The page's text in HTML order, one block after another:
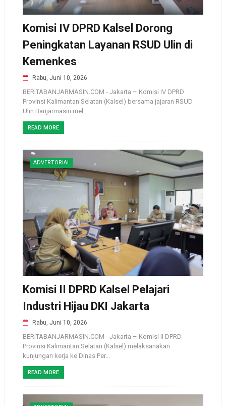
Komisi IV DPRD Kalsel Dorong
Peningkatan Layanan RSUD Ulin di
Kemenkes
Rabu, Juni 10, 2026
BERITABANJARMASIN.COM - Jakarta – Komisi IV DPRD
Provinsi Kalimantan Selatan (Kalsel) bersama jajaran RSUD
Ulin Banjarmasin mel...
READ MORE
ADVERTORIAL
Komisi II DPRD Kalsel Pelajari
Industri Hijau DKI Jakarta
Rabu, Juni 10, 2026
BERITABANJARMASIN.COM - Jakarta – Komisi II DPRD
Provinsi Kalimantan Selatan (Kalsel) melaksanakan
kunjungan kerja ke Dinas Per...
READ MORE